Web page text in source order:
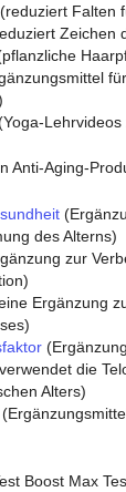
(reduziert Falten
Zeichen
Anti-Aging-
des Alterns)
zur
Ergänzung
die
Alters)
Boost Max